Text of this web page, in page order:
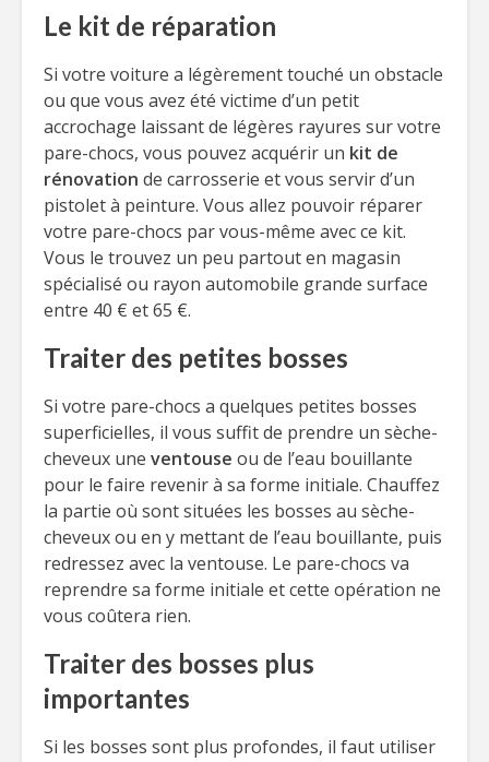
Le kit de réparation
Si votre voiture a légèrement touché un obstacle
ou que vous avez été victime d’un petit
accrochage laissant de légères rayures sur votre
pare-chocs, vous pouvez acquérir un kit de
rénovation de carrosserie et vous servir d’un
pistolet à peinture. Vous allez pouvoir réparer
votre pare-chocs par vous-même avec ce kit.
Vous le trouvez un peu partout en magasin
spécialisé ou rayon automobile grande surface
entre 40 € et 65 €.
Traiter des petites bosses
Si votre pare-chocs a quelques petites bosses
superficielles, il vous suffit de prendre un sèche-
cheveux une ventouse ou de l’eau bouillante
pour le faire revenir à sa forme initiale. Chauffez
la partie où sont situées les bosses au sèche-
cheveux ou en y mettant de l’eau bouillante, puis
redressez avec la ventouse. Le pare-chocs va
reprendre sa forme initiale et cette opération ne
vous coûtera rien.
Traiter des bosses plus
importantes
Si les bosses sont plus profondes, il faut utiliser